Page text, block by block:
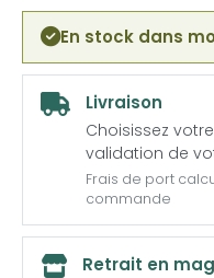
En stock dans
Livraison
Choisissez
validation de
Frais de port
commande
Retrait en